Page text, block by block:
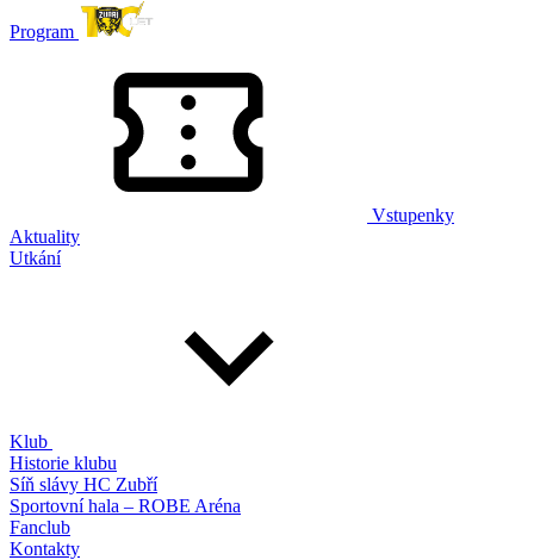
Program
Vstupenky
Aktuality
Utkání
Klub
Historie klubu
Síň slávy HC Zubří
Sportovní hala – ROBE Aréna
Fanclub
Kontakty